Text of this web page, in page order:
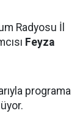
Radyosu İl
Feyza
programa